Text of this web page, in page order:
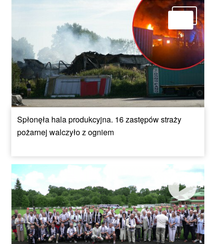
Spłonęła hala produkcyjna. 16 zastępów straży
pożarnej walczyło z ogniem